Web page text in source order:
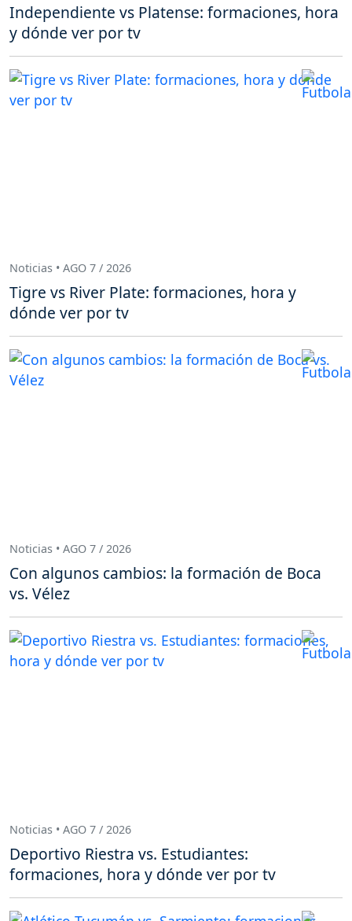
Independiente vs Platense: formaciones, hora
y dónde ver por tv
Noticias • AGO 7 / 2026
Tigre vs River Plate: formaciones, hora y
dónde ver por tv
Noticias • AGO 7 / 2026
Con algunos cambios: la formación de Boca
vs. Vélez
Noticias • AGO 7 / 2026
Deportivo Riestra vs. Estudiantes:
formaciones, hora y dónde ver por tv